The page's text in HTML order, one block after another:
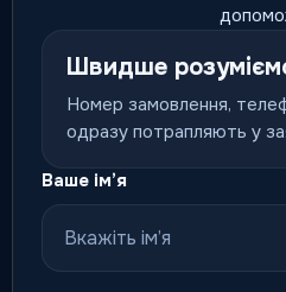
Швидше
Номер замовлення,
одразу потрапляють у
Ваше ім’я